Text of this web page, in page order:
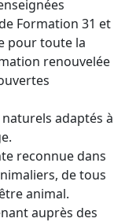
Formation 31 et
pour toute la
renouvelée
adaptés à
reconnue dans
de tous
animal.
auprès des